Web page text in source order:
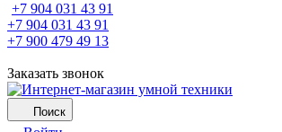
+7 904 031 43 91
+7 904 031 43 91
+7 900 479 49 13
Заказать звонок
Поиск